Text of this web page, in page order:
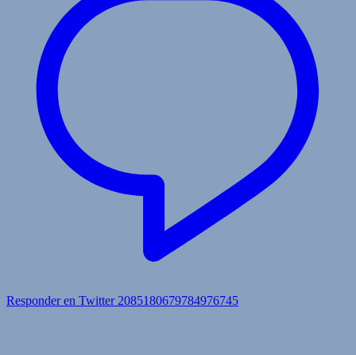
Responder en Twitter 2085180679784976745